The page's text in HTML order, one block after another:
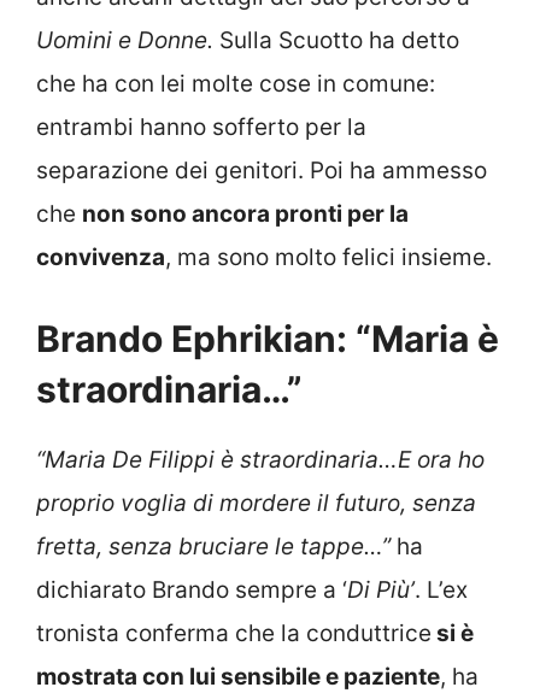
Uomini e Donne. Sulla Scuotto ha detto
che ha con lei molte cose in comune:
entrambi hanno sofferto per la
separazione dei genitori. Poi ha ammesso
che non sono ancora pronti per la
convivenza, ma sono molto felici insieme.
Brando Ephrikian: “Maria è
straordinaria…”
“Maria De Filippi è straordinaria…E ora ho
proprio voglia di mordere il futuro, senza
fretta, senza bruciare le tappe…” ha
dichiarato Brando sempre a ‘Di Più’. L’ex
tronista conferma che la conduttrice si è
mostrata con lui sensibile e paziente, ha